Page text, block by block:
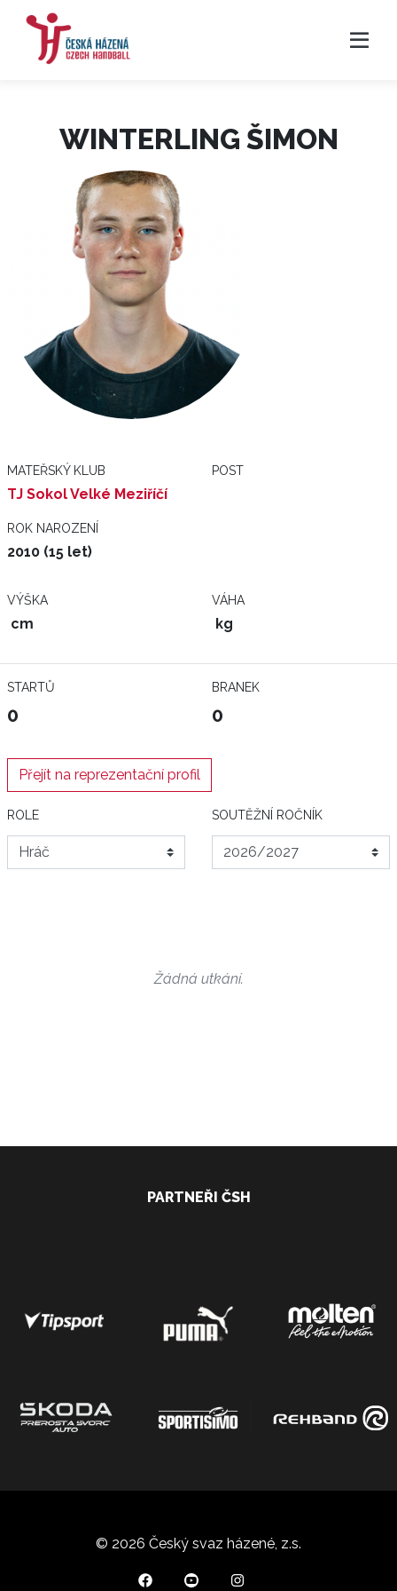
WINTERLING ŠIMON
MATEŘSKÝ KLUB
TJ Sokol Velké Meziříčí
POST
ROK NAROZENÍ
2010 (15 let)
VÝŠKA
cm
VÁHA
kg
STARTŮ
0
BRANEK
0
Přejít na reprezentační profil
ROLE SOUTĚŽNÍ ROČNÍK
Žádná utkání.
PARTNEŘI ČSH
© 2026 Český svaz házené, z.s.